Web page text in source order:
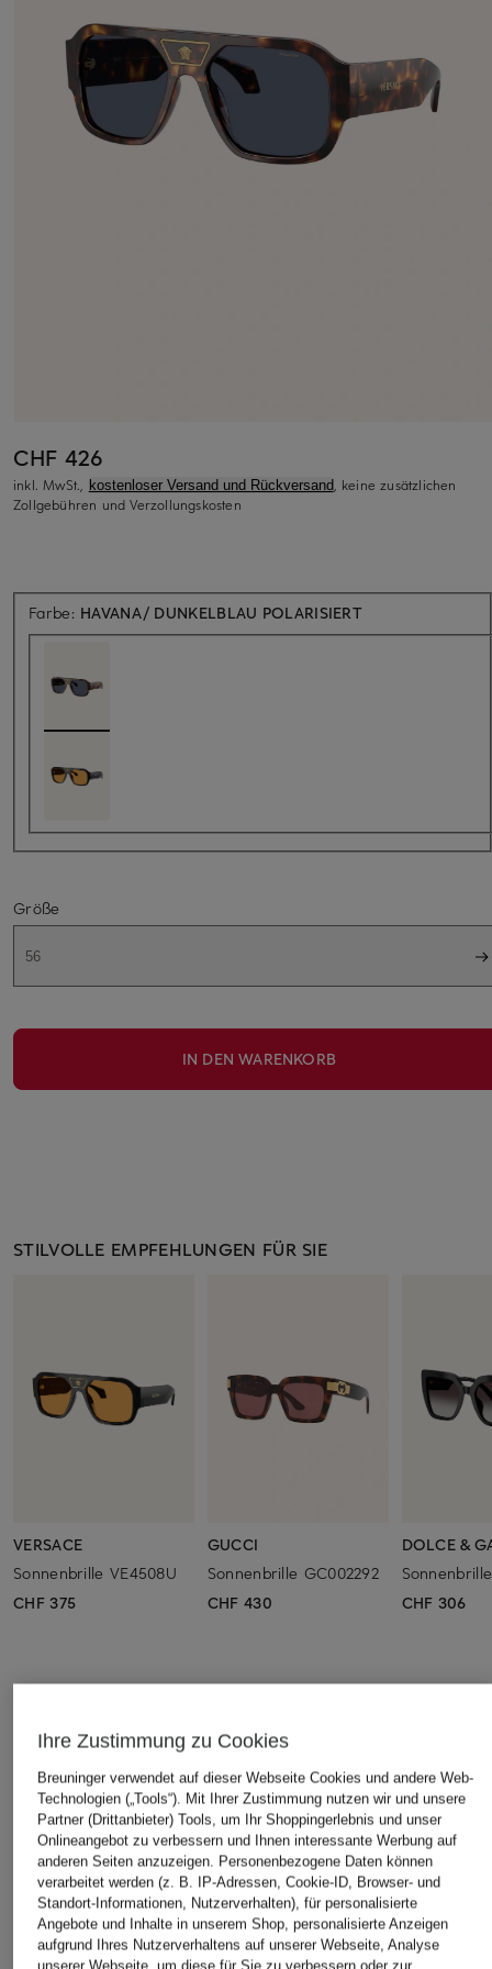
CHF 426
inkl. MwSt., kostenloser Versand und Rückversand, keine zusätzlichen
Zollgebühren und Verzollungskosten
Farbe: HAVANA/ DUNKELBLAU POLARISIERT
Größe
56
IN DEN WARENKORB
STILVOLLE EMPFEHLUNGEN FÜR SIE
VERSACE
Sonnenbrille VE4508U
CHF 375
GUCCI
Sonnenbrille GC002292
CHF 430
DOLCE &
CHF 306
Ihre Zustimmung zu Cookies
Breuninger verwendet auf dieser Webseite Cookies und andere Web-
Technologien („Tools“). Mit Ihrer Zustimmung nutzen wir und unsere
Partner (Drittanbieter) Tools, um Ihr Shoppingerlebnis und unser
Onlineangebot zu verbessern und Ihnen interessante Werbung auf
anderen Seiten anzuzeigen. Personenbezogene Daten können
verarbeitet werden (z. B. IP-Adressen, Cookie-ID, Browser- und
Standort-Informationen, Nutzerverhalten), für personalisierte
Angebote und Inhalte in unserem Shop, personalisierte Anzeigen
aufgrund Ihres Nutzerverhaltens auf unserer Webseite, Analyse
unserer Webseite, um diese für Sie zu verbessern oder zur